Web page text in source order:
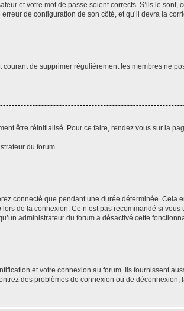
et votre mot de passe soient corrects. S’ils le
de configuration de son côté, et qu’il devra la
courant de supprimer régulièrement les membres ne
être réinitialisé. Pour ce faire, rendez vous sur la
du forum.
connecté que pendant une durée déterminée. Cela
lors de la connexion. Ce n’est pas recommandé si
administrateur du forum a désactivé cette
et votre connexion au forum. Ils fournissent
des problèmes de connexion ou de